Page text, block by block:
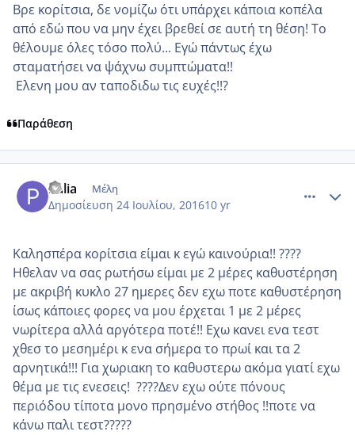
Βρε κορίτσια, δε νομίζω ότι υπάρχει κάποια κοπέλα
από εδώ που να μην έχει βρεθεί σε αυτή τη θέση! Το
θέλουμε όλες τόσο πολύ... Εγώ πάντως έχω
σταματήσει να ψάχνω συμπτώματα!!
Ελενη μου αν ταποδιδω τις ευχές!!?
Παράθεση
Palia Μέλη
Δημοσίευση 24 Ιουλίου, 201610 yr
Καλησπέρα κορίτσια είμαι κ εγώ καινούρια!! ????
Ηθελαν να σας ρωτήσω είμαι με 2 μέρες καθυστέρηση
με ακριβή κυκλο 27 ημερες δεν εχω ποτε καθυστέρηση
ίσως κάποιες φορες να μου έρχεται 1 με 2 μέρες
νωρίτερα αλλά αργότερα ποτέ!! Εχω κανει ενα τεστ
χθεσ το μεσημέρι κ ενα σήμερα το πρωί και τα 2
αρνητικά!!! Για χωριακη το καθυστερω ακόμα γιατί εχω
θέμα με τις ενεσεις! ????Δεν εχω ούτε πόνους
περιόδου τίποτα μονο πρησμένο στήθος !!ποτε να
κάνω παλι τεστ?????